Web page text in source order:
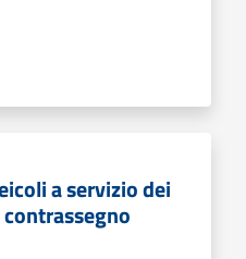
a servizio dei